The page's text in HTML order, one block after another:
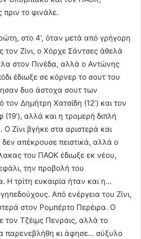
πριν το φινάλε.
στο 4’, όταν μετά από γρήγορη
τον Ζίνι, ο Χόρχε Σάντσες άθελά
στον Πινέδα, αλλά ο Αντώνης
έδιωξε σε κόρνερ το σουτ του
δυο άστοχα σουτ των
Δημήτρη Χατσίδη (12’) και τον
(19’), αλλά και η τρομερή διπλή
Ο Ζίνι βγήκε στα αριστερά και
απέκρουσε πειστικά, αλλά ο
του ΠΑΟΚ έδιωξε εκ νέου,
την προβολή του
τρίτη ευκαιρία ήταν και η…
Από ενέργεια του Ζίνι,
στον Ρομπέρτο Περέιρα. Ο
τον Τζέιμς Πενράις, αλλά το
παρενεβλήθη κι άφησε… σύξυλο